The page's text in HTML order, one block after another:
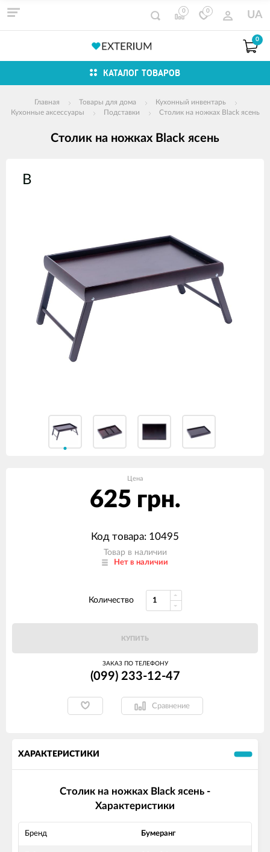
0 0 UA
0
КАТАЛОГ ТОВАРОВ
Главная Товары для дома
Кухонный инвентарь
Кухонные аксессуары
Подставки Столик на ножках Black ясень
Столик на ножках Black ясень
товаров
Цена
625 грн.
Код товара: 10495
Товар в наличии
Нет в наличии
Количество
КУПИТЬ
ЗАКАЗ ПО ТЕЛЕФОНУ
(099) 233-12-47
Сравнение
ХАРАКТЕРИСТИКИ
Столик на ножках Black ясень -
Характеристики
Бренд Бумеранг